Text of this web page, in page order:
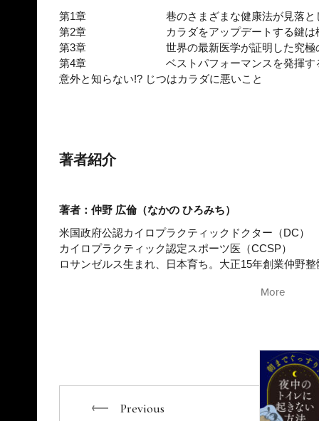
第1章
巷のさまざまな健康法が見落と
第2章
カラダをアップデートする鍵は
第3章
世界の最新医学が証明した究
第4章
ベストパフォーマンスを発揮
意外と知らない!? じつはカラダに悪いこと
著者紹介
著者：仲野 広倫（なかの ひろみち）
米国政府公認カイロプラクティックドクター（DC）
カイロプラクティック認定スポーツ医（CCSP）
ロサンゼルス生まれ、日本育ち。大正15年創業仲野
を経て単身渡米。南カリフォルニア健康科学大学（
プラクターの１人。アメリカ最新のスポーツ医学、
に生きる機能運動医学を世界へ伝えるために出版、
う。妻、息子とともにマンハッタン在住。
趣味：サーフィン、旅行、ランニング、水泳、筋ト
More
Previous